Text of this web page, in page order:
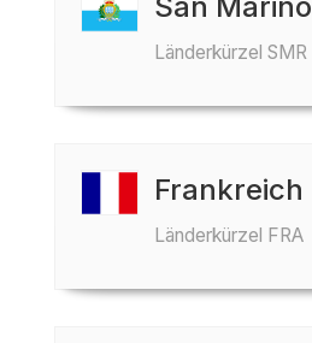
Länderkürzel SMR
Frankreich
Länderkürzel FRA